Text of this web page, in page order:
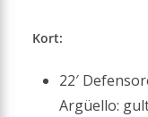
Kort:
22′
Argüello: